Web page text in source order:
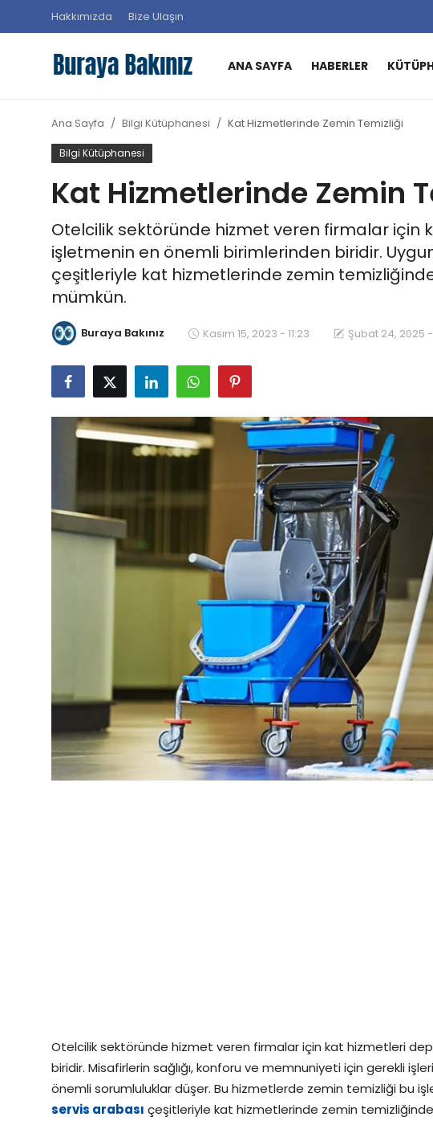
Hakkımızda Bize Ulaşın
ANA SAYFA HABERLER
Haberler
Kütüphane
Sektörel
Teknoloji
Hakkımızda
Bize Ulaşın
Ana Sayfa Bilgi Kütüphanesi Kat Hizmetlerinde Zemin Temizliği
Bilgi Kütüphanesi
Kat Hizmetlerinde Zemin
Otelcilik sektöründe hizmet veren firmalar için
işletmenin en önemli birimlerinden biridir.
çeşitleriyle kat hizmetlerinde zemin
mümkün.
Buraya Bakınız Kasım 15, 2023 - 11:23 Şubat 24, 2025 -
Otelcilik sektöründe hizmet veren firmalar için kat hizmetleri
biridir. Misafirlerin sağlığı, konforu ve memnuniyeti için gerekli
önemli sorumluluklar düşer. Bu hizmetlerde zemin temizliği bu
servis arabası çeşitleriyle kat hizmetlerinde zemin